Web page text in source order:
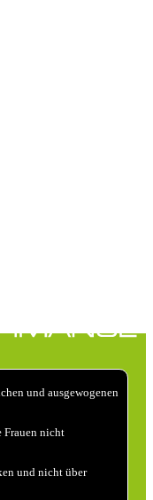
und ausgewogenen
Frauen nicht
und nicht über